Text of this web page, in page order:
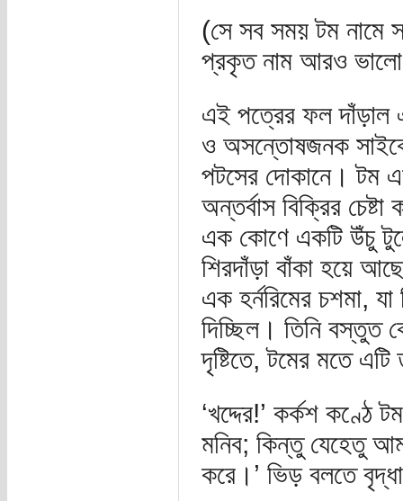
(সে সব সময় টম নামে
প্রকৃত নাম আরও ভালো
এই পত্রের ফল দাঁড়াল
ও অসন্তোষজনক
পটসের দোকানে। টম
অন্তর্বাস বিক্রির
এক কোণে একটি উঁচু
শিরদাঁড়া বাঁকা হয়ে
এক হর্নরিমের চশমা,
দিচ্ছিল। তিনি বস্তুত
দৃষ্টিতে, টমের মতে
‘খদ্দের!’ কর্কশ কণ্ঠে
মনিব; কিন্তু যেহেতু
করে।’ ভিড় বলতে